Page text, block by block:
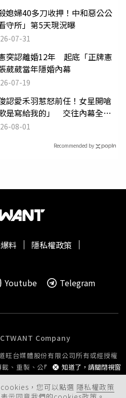
媳婦40多刀收押！中和惡公公
守所」第5天現況曝
07-31
突認離婚12年 起底「正牌憲
葳葳當年隱婚內幕
07-19
認愛禾羽惹怒前任！女星開嗆
歌是寫給我的」 交往內幕全說
08-01
Recommended by
，您可以點選 隱私權政策
知道了，請關閉視窗
料
隱私權政策
Youtube Telegram
Company
旺台媒體股份有限公司所有或經授權
、重製、公開播送或公開傳輸。